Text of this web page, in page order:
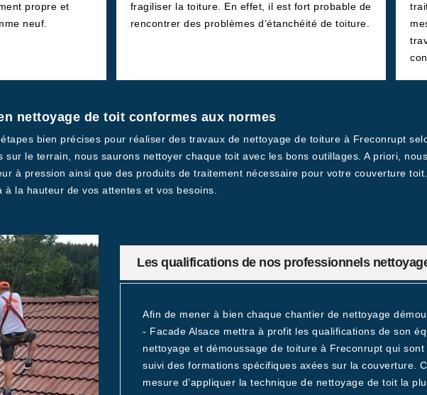
propre et
neuf.
fragiliser la toiture. En effet, il est fort probable de
rencontrer des problèmes d’étanchéité de toiture.
nettoyage de toit conformes aux normes
bien précises pour réaliser des travaux de nettoyage de toiture à Freconrupt
sur le terrain, nous saurons nettoyer chaque toit avec les bons outillages. A priori,
à pression ainsi que des produits de traitement nécessaire pour votre couverture
la hauteur de vos attentes et vos besoins.
Les qualifications de nos professionnels
Afin de mener à bien chaque chantier de nettoyage
- Facade Alsace mettra à profit les qualifications de son
nettoyage et démoussage de toiture à Freconrupt qui
suivi des formations spécifiques axées sur la couverture.
mesure d’appliquer la technique de nettoyage de toit la